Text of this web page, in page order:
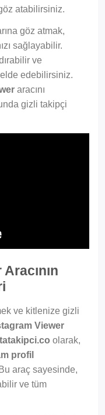
atabilirsiniz.
göz atmak,
sağlayabilir.
ve
edebilirsiniz.
aracını
gizli takipçi
ve kitlenize gizli
Viewer
olarak,
profil
araç sayesinde,
ve tüm